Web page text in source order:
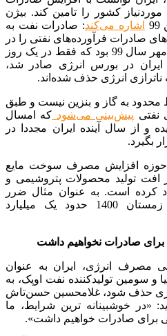
کشور را تامین کند. بیژن
اشاره می‌کند: صادرات نفت به
صادرات فرآورده‌های نفتی را در
دوران تحریم‌ ثبت کرده‌ایم. 31 مهر سال 99 بود که فقط در یک روز
بنزین ایران در بورس انرژی صادر شد،
ناترازی انرژی حذف شده‌اند.
محدود به گاز و بنزین نیست و طبق
نفتی پیش‌بینی می‌شود که امسال
و از سال آینده ایران مجددا در
بگیرد.
حوزه افزایش مصرف سوخت مایع
افت تولید محصولات پتروشیمی و
کرده است. به عنوان مثال ضرر
قطعی گاز پتروشیمی‌ها در زمستان 1400 حدود یک میلیارد
مصرف انرژی، ایران به عنوان
و سومین تولیدکننده نفت اوپک، به
حذف شود، غلامحسین حسن‌تاش
خوشبینانه ترین شرایط، ما‌